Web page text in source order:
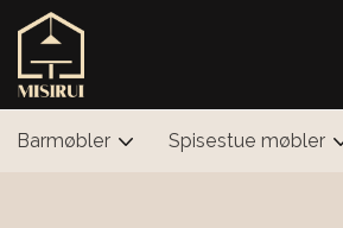
Barmøbler Spisestue møbler